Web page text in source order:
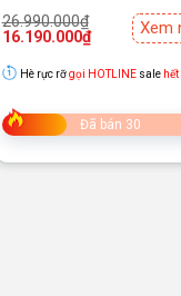
26.990.000₫
Giá
gốc
26.990.000₫.
16.190.000₫
Giá
hiện
là:
16.190.000₫.
Xem
Hè rực rỡgọi HOTLINEsale
Đã bán 30